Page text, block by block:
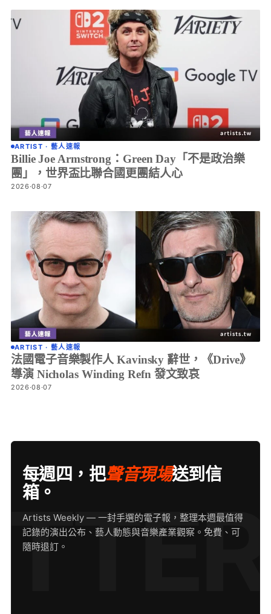
ARTIST · 藝人速報
Billie Joe Armstrong：Green Day「不是政治樂
團」，世界盃比聯合國更團結人心
2026·08·07
ARTIST · 藝人速報
法國電子音樂製作人 Kavinsky 辭世，《Drive》
導演 Nicholas Winding Refn 發文致哀
2026·08·07
每週四，把聲音現場送到信
箱。
Artists Weekly — 一封手選的電子報，整理本週最值得
記錄的演出公布、藝人動態與音樂產業觀察。免費、可
隨時退訂。